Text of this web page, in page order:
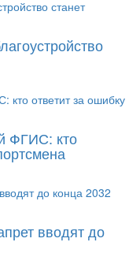
ФГИС: кто
вводят до